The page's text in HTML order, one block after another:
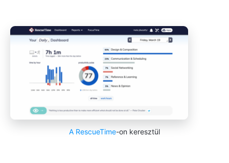
A RescueTime-on keresztül